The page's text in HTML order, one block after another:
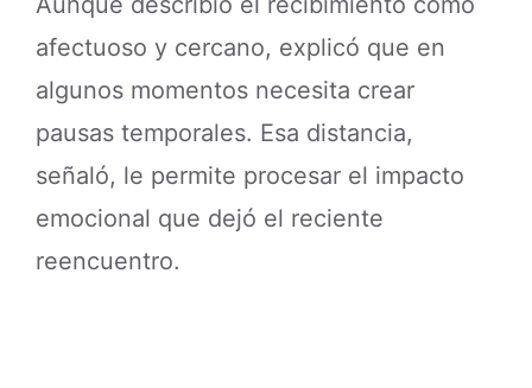
afectuoso y cercano, explicó que en
algunos momentos necesita crear
pausas temporales. Esa distancia,
señaló, le permite procesar el impacto
emocional que dejó el reciente
reencuentro.